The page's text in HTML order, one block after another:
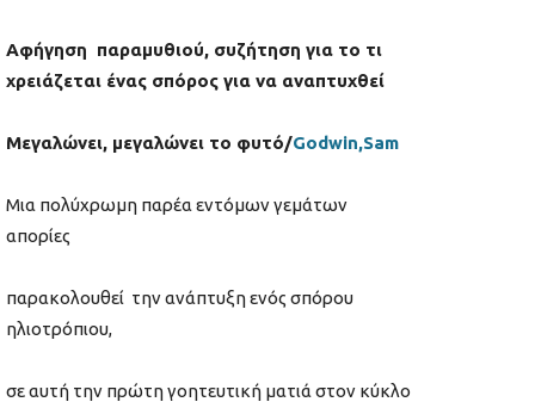
Αφήγηση παραμυθιού, συζήτηση για το τι
χρειάζεται ένας σπόρος για να αναπτυχθεί
Μεγαλώνει, μεγαλώνει το φυτό/Godwin,Sam
Μια πολύχρωμη παρέα εντόμων γεμάτων
απορίες
παρακολουθεί την ανάπτυξη ενός σπόρου
ηλιοτρόπιου,
σε αυτή την πρώτη γοητευτική ματιά στον κύκλο